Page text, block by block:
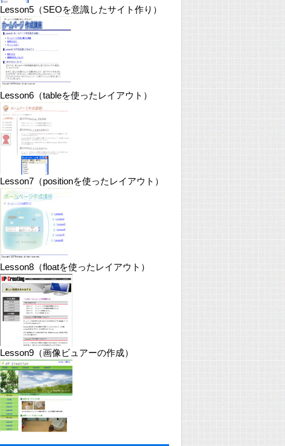
Lesson5（SEOを意識したサイト作り）
Lesson6（tableを使ったレイアウト）
Lesson7（positionを使ったレイアウト）
Lesson8（floatを使ったレイアウト）
Lesson9（画像ビュアーの作成）